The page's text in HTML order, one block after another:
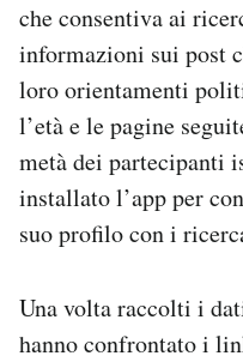
che consentiva ai
informazioni sui post
loro orientamenti
l’età e le pagine
metà dei partecipanti
installato l’app per
suo profilo con i
Una volta raccolti i
hanno confrontato i